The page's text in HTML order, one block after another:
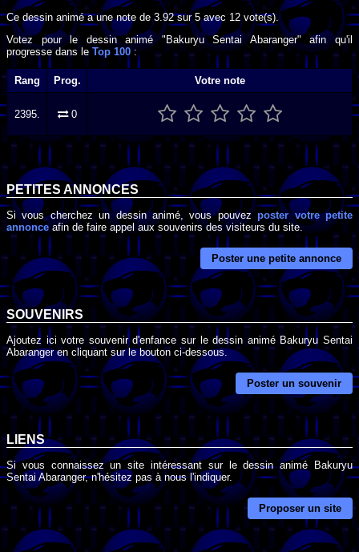
Ce dessin animé a une note de3.92sur5avec 12vote(s).
Votez pour le dessin animé "Bakuryu Sentai Abaranger" afin qu'il
progresse dans leTop 100:
Rang Prog. Votre note
2395. 0
PETITES ANNONCES
Si vous cherchez un dessin animé, vous pouvezposter votre petite
annonce afin de faire appel aux souvenirs des visiteurs du site.
Poster une petite annonce
SOUVENIRS
Ajoutez ici votre souvenir d'enfance sur le dessin animé Bakuryu Sentai
Abaranger en cliquant sur le bouton ci-dessous.
Poster un souvenir
LIENS
Si vous connaissez un site intéressant sur le dessin animé Bakuryu
Sentai Abaranger, n'hésitez pas à nous l'indiquer.
Proposer un site